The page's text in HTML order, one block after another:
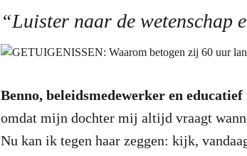
“Luister naar de wetenschap
Benno, beleidsmedewerker en
omdat mijn dochter mij altijd vraagt
Nu kan ik tegen haar zeggen: kijk,